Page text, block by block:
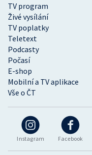
Instagram Facebook
TV program
Živé vysílání
TV poplatky
Teletext
Podcasty
Počasí
E-shop
Mobilní a TV aplikace
Vše o ČT